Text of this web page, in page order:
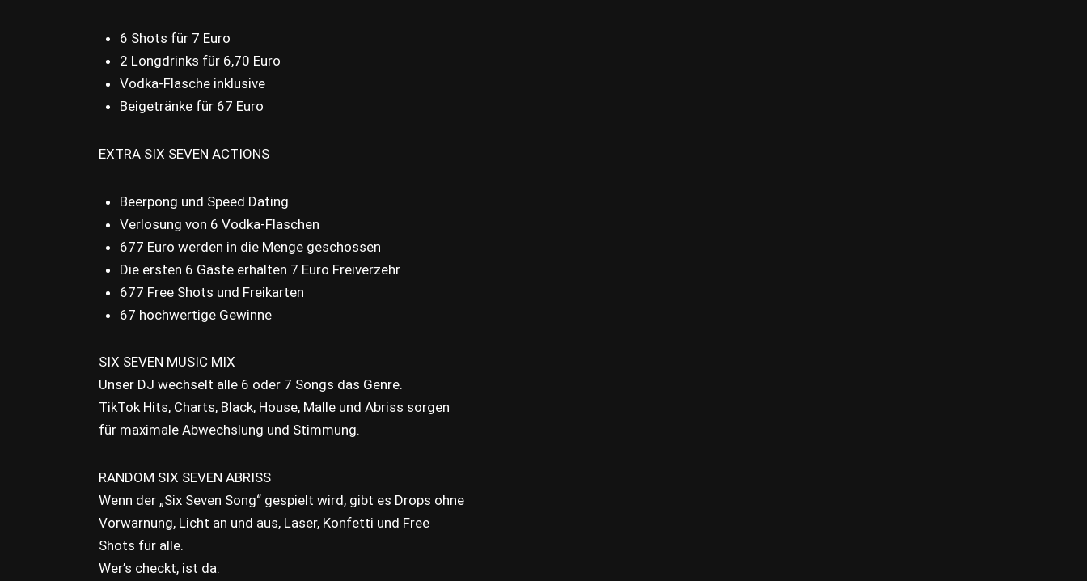
6 Shots für 7 Euro
2 Longdrinks für 6,70 Euro
Vodka-Flasche inklusive
Beigetränke für 67 Euro
EXTRA SIX SEVEN ACTIONS
Beerpong und Speed Dating
Verlosung von 6 Vodka-Flaschen
677 Euro werden in die Menge geschossen
Die ersten 6 Gäste erhalten 7 Euro Freiverzehr
677 Free Shots und Freikarten
67 hochwertige Gewinne
SIX SEVEN MUSIC MIX
Unser DJ wechselt alle 6 oder 7 Songs das Genre.
TikTok Hits, Charts, Black, House, Malle und Abriss sorgen
für maximale Abwechslung und Stimmung.
RANDOM SIX SEVEN ABRISS
Wenn der „Six Seven Song“ gespielt wird, gibt es Drops ohne
Vorwarnung, Licht an und aus, Laser, Konfetti und Free
Shots für alle.
Wer’s checkt, ist da.